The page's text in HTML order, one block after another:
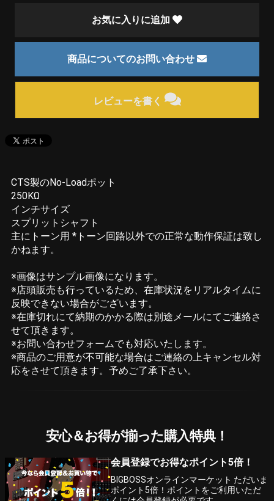
お気に入りに追加
商品についてのお問い合わせ
レビューを書く
CTS製のNo-Loadポット
250KΩ
インチサイズ
スプリットシャフト
主にトーン用 *トーン回路以外での正常な動作保証は致し
かねます。
※画像はサンプル画像になります。
※店頭販売も行っているため、在庫状況をリアルタイムに
反映できない場合がございます。
※在庫切れにて納期のかかる際は別途メールにてご連絡さ
せて頂きます。
※お問い合わせフォームでも対応いたします。
※商品のご用意が不可能な場合はご連絡の上キャンセル対
応をさせて頂きます。予めご了承下さい。
安心＆お得が揃った購入特典！
会員登録でお得なポイント5倍！
BIGBOSSオンラインマーケット ただいま
ポイント5倍！ポイントをご利用いただ